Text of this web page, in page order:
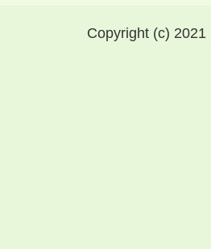
Copyright (c)